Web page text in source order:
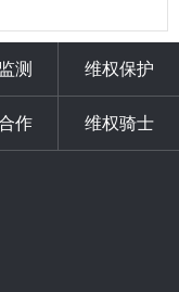
测 维权保护
作 维权骑士